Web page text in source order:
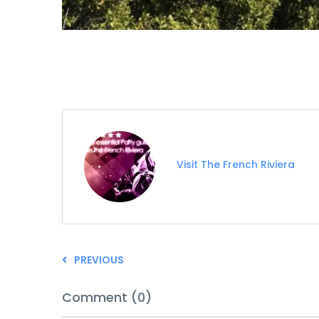
Visit The French Riviera
PREVIOUS
Comment (0)